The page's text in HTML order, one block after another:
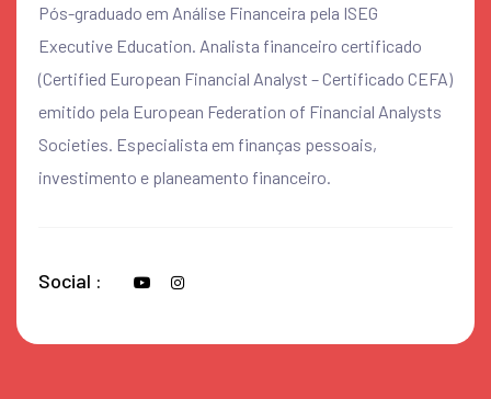
Pós-graduado em Análise Financeira pela ISEG
Executive Education. Analista financeiro certificado
(Certified European Financial Analyst – Certificado CEFA)
emitido pela European Federation of Financial Analysts
Societies. Especialista em finanças pessoais,
investimento e planeamento financeiro.
Social